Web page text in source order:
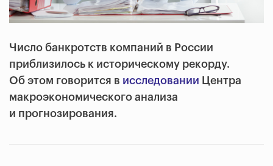
Число банкротств компаний в России
приблизилось к историческому рекорду.
Об этом говорится в исследовании Центра
макроэкономического анализа
и прогнозирования.